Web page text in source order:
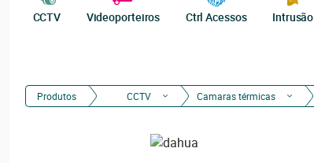
CCTV Videoporteiros Ctrl Acessos Intrusão
Produtos CCTV Camaras térmicas